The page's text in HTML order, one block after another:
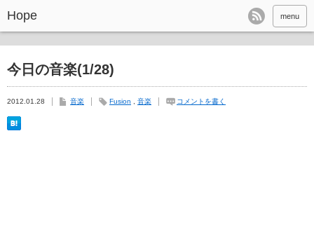
Hope menu
今日の音楽(1/28)
2012.01.28 音楽 Fusion 音楽 コメントを書く